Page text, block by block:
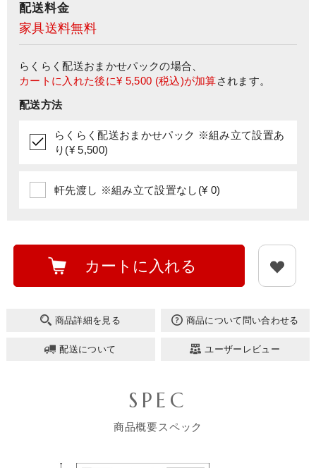
配送料金
家具送料無料
らくらく配送おまかせパックの場合、
カートに入れた後に¥ 5,500 (税込)が加算されます。
配送方法
らくらく配送おまかせパック ※組み立て設置あ
り(¥ 5,500)
軒先渡し ※組み立て設置なし(¥ 0)
カートに入れる
商品詳細を見る 商品について問い合わせる
配送について ユーザーレビュー
SPEC
商品概要スペック